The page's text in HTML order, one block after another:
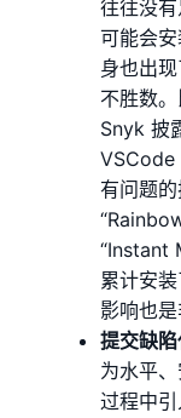
往往没
可能会
身也出
不胜数
Snyk 披
VSCode
有问题的
“Instant
累计安
影响也是
提交缺
为水平
过程中